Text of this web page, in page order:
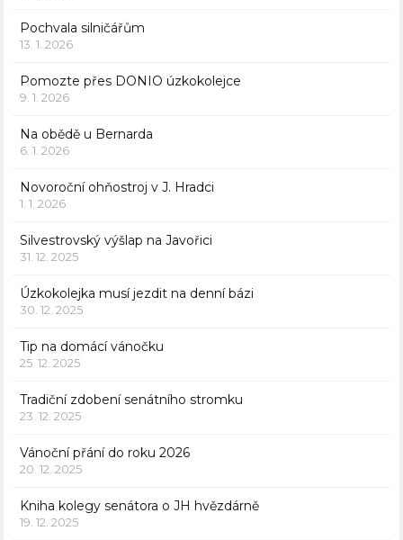
Pochvala silničářům
13. 1. 2026
Pomozte přes DONIO úzkokolejce
9. 1. 2026
Na obědě u Bernarda
6. 1. 2026
Novoroční ohňostroj v J. Hradci
1. 1. 2026
Silvestrovský výšlap na Javořici
31. 12. 2025
Úzkokolejka musí jezdit na denní bázi
30. 12. 2025
Tip na domácí vánočku
25. 12. 2025
Tradiční zdobení senátního stromku
23. 12. 2025
Vánoční přání do roku 2026
20. 12. 2025
Kniha kolegy senátora o JH hvězdárně
19. 12. 2025